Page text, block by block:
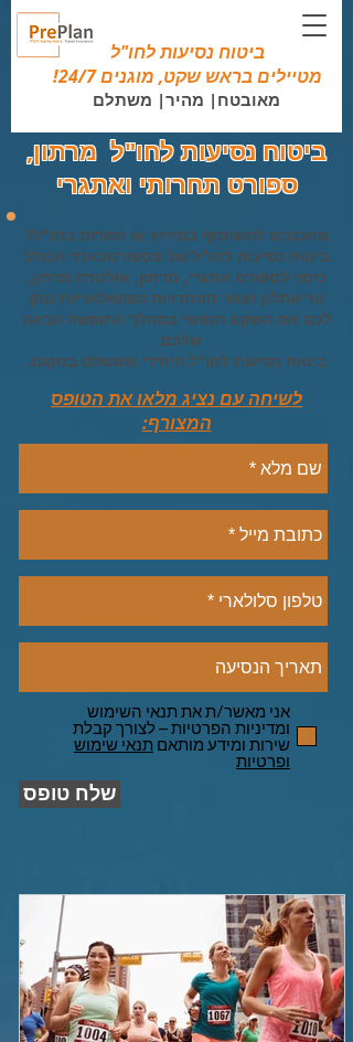
ביטוח נסיעות לחו"ל
מטיילים בראש שקט, מוגנים 24/7!
מאובטח| מהיר| משתלם
ביטוח נסיעות לחו"ל מרתון,
ספורט תחרותי ואתגרי
מתכננים להשתתף במירוץ או תחרות בחו"ל?
ביטוח נסיעות לחו"ל של פספורטכארד הכולל
כיסוי לספורט אתגרי, מרתון, אולטרה מרתון,
טריאתלון ושאר התחרויות הפופולאריות נותן
לכם את השקט הנפשי במהלך החופשה הבאה
שלכם.
ביטוח נסיעות לחו"ל היחידי שמשלם במקום.
לשיחה עם נציג מלאו את הטופס
המצורף:
אני מאשר/ת את תנאי השימוש
ומדיניות הפרטיות – לצורך קבלת
שירות ומידע מותאם תנאי שימוש
ופרטיות
שלח טופס